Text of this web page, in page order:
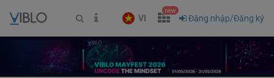
VI
new
Đăng nhập/Đăng ký